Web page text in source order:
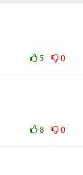
5 0
8 0